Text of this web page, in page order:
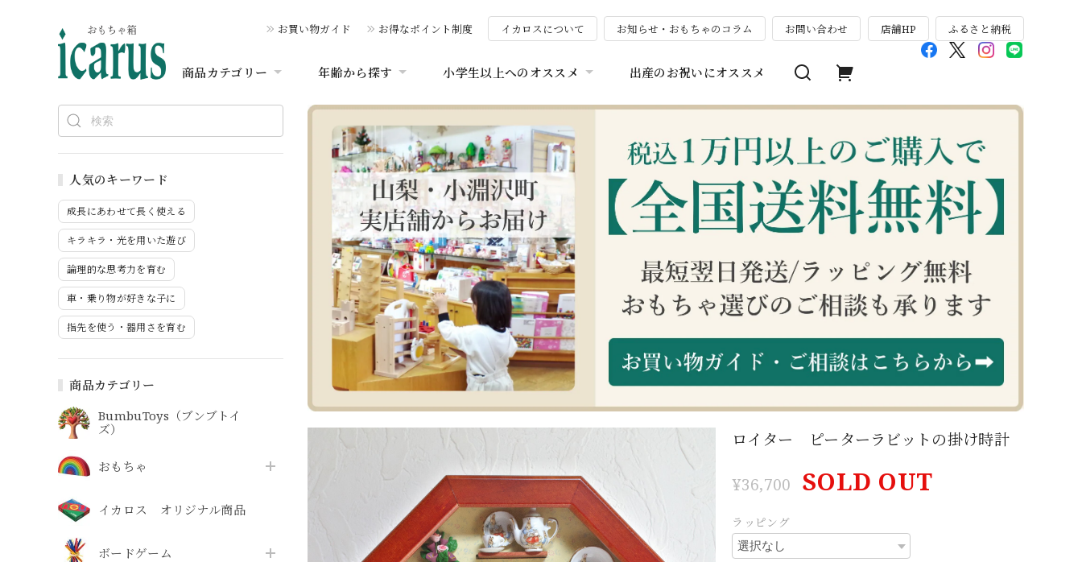
お買い物ガイド お得なポイント制度 イカロスについて お知らせ・おもちゃのコラム お問い合わせ 店舗HP ふるさと納税
商品カテゴリー 年齢から探す 小学生以上へのオススメ 出産のお祝いにオススメ
人気のキーワード
成長にあわせて長く使える
キラキラ・光を用いた遊び
論理的な思考力を育む
車・乗り物が好きな子に
指先を使う・器用さを育む
商品カテゴリー
BumbuToys（ブンブトイ
ズ）
おもちゃ
イカロス オリジナル商品
ボードゲーム
ロイター ピーターラビットの掛け時計
¥36,700 SOLD OUT
ラッピング